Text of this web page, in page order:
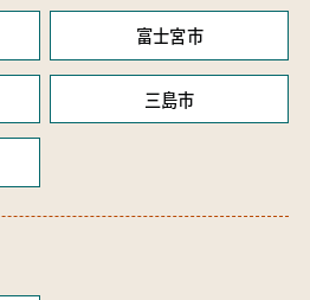
富士宮市
三島市